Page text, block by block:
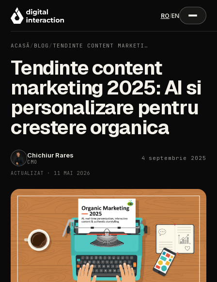
RO/EN
ACASĂ / BLOG / TENDINTE CONTENT MARKETI…
Tendinte content
marketing 2025: AI si
personalizare pentru
crestere organica
Chichiur Rares
CMO
4 septembrie 2025
ACTUALIZAT · 11 MAI 2026